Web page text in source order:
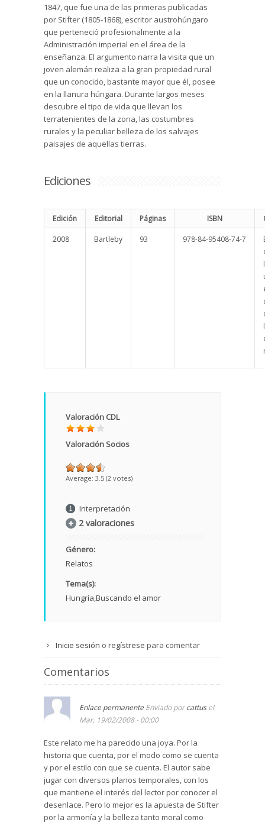
1847, que fue una de las primeras publicadas
por Stifter (1805-1868), escritor austrohúngaro
que perteneció profesionalmente a la
Administración imperial en el área de la
enseñanza. El argumento narra la visita que un
joven alemán realiza a la gran propiedad rural
que un conocido, bastante mayor que él, posee
en la llanura húngara. Durante largos meses
descubre el tipo de vida que llevan los
terratenientes de la zona, las costumbres
rurales y la peculiar belleza de los salvajes
paisajes de aquellas tierras.
Ediciones
Edición Editorial Páginas ISBN
2008 Bartleby 93 978-84-95408-74-7
Valoración CDL
Valoración Socios
Average: 3.5 (2 votes)
Interpretación
2 valoraciones
Género:
Relatos
Tema(s):
Hungría Buscando el amor
Inicie sesión o regístrese para comentar
Comentarios
Enlace permanente Enviado porcattusel
Mar, 19/02/2008 - 00:00
Este relato me ha parecido una joya. Por la
historia que cuenta, por el modo como se cuenta
y por el estilo con que se cuenta. El autor sabe
jugar con diversos planos temporales, con los
que mantiene el interés del lector por conocer el
desenlace. Pero lo mejor es la apuesta de Stifter
por la armonía y la belleza tanto moral como